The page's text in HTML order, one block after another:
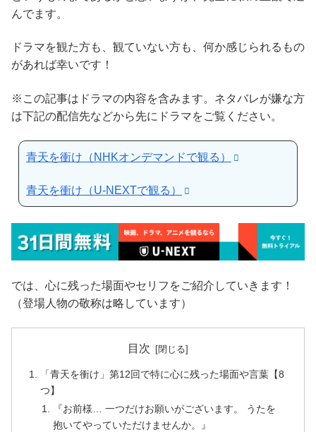
んでます。
ドラマを観た方も、観ていない方も、何か感じられるもの
があれば幸いです！
※この記事はドラマの内容を含みます。ネタバレが嫌な方
は下記の配信先などから先にドラマをご覧ください。
青天を衝け（NHKオンデマンドで観る）
青天を衝け（U-NEXTで観る）
では、心に残った場面やセリフをご紹介していきます！
（登場人物の敬称は略しています）
目次
「青天を衝け」第12回で特に心に残った場面や言葉【8
つ】
『お前様… 一つだけお願いがございます。 うたを
抱いてやっていただけませんか。』